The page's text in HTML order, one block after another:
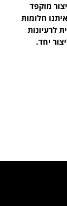
מוקפד
חלומות
לרעיונות
יחד.